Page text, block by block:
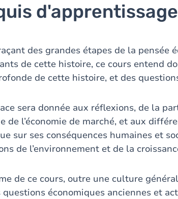
d'apprentissage
des grandes étapes de la pensée
de cette histoire, ce cours entend
de cette histoire, et des
sera donnée aux réflexions, de la
de l’économie de marché, et aux
sur ses conséquences humaines et
de l’environnement et de la
de ce cours, outre une culture
questions économiques anciennes et